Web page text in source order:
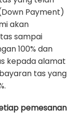
Payment)
akan
sampai
100% dan
kepada alamat
tas yang
pemesanan